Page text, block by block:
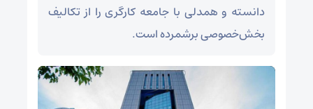
دانسته و همدلی با جامعه کارگری را از تکالیف
بخش‌خصوصی برشمرده است.